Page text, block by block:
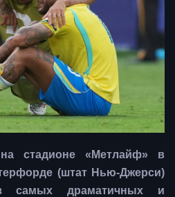
стадионе «Метлайф» в
(штат Нью-Джерси)
самых драматичных и